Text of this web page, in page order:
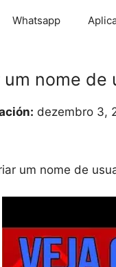
Whatsapp
um nome
dezembro 3,
um nome de